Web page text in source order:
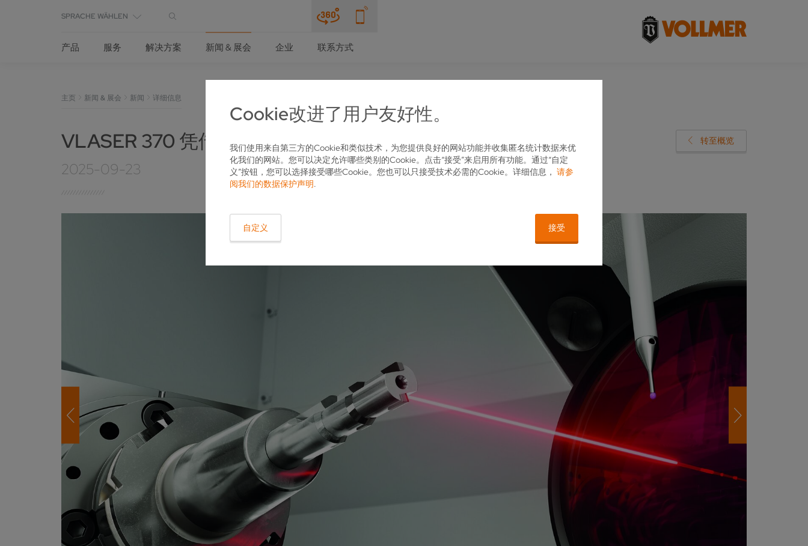
Cookie改进了用户友好性。
我们使用来自第三方的Cookie和类似技术，为您提供良好的网站功能并收集匿名统计数据来优
化我们的网站。您可以决定允许哪些类别的Cookie。点击“接受”来启用所有功能。通过“自定
义”按钮，您可以选择接受哪些Cookie。您也可以只接受技术必需的Cookie。详细信息， 请参
阅我们的数据保护声明.
自定义 接受
SPRACHE WÄHLEN
产品 服务 解决方案 新闻 & 展会 企业 联系方式
主页 新闻 & 展会 新闻 详细信息
VLASER 370 凭借卓越的功能性赢得青睐
2025-09-23
转至概览